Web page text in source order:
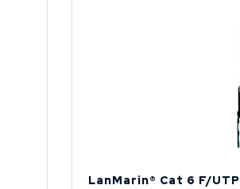
LanMarin® Cat 6 F/UTP